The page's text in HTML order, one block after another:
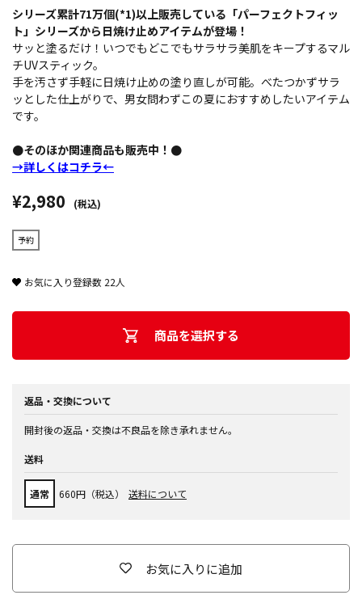
シリーズ累計71万個(*1)以上販売している「パーフェクトフィッ
ト」シリーズから日焼け止めアイテムが登場！
サッと塗るだけ！いつでもどこでもサラサラ美肌をキープするマル
チUVスティック。
手を汚さず手軽に日焼け止めの塗り直しが可能。べたつかずサラ
ッとした仕上がりで、男女問わずこの夏におすすめしたいアイテム
です。
●そのほか関連商品も販売中！●
→詳しくはコチラ←
¥2,980 (税込)
予約
お気に入り登録数 22人
商品を選択する
返品・交換について
開封後の返品・交換は不良品を除き承れません。
送料
通常 660円（税込） 送料について
お気に入りに追加